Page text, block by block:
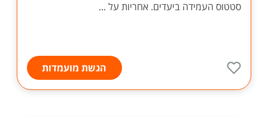
סטטוס העמידה ביעדים. אחריות על ...
הגשת מועמדות